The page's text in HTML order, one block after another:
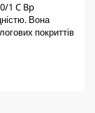
1 C Bp
Вона
покриттів